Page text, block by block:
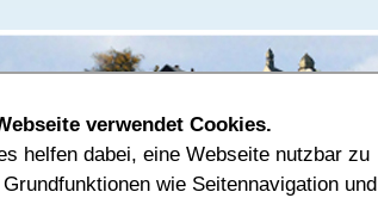
verwendet Cookies.
helfen dabei, eine Webseite nutzbar zu
wie Seitennavigation und
& Freizeit Wirtschaft